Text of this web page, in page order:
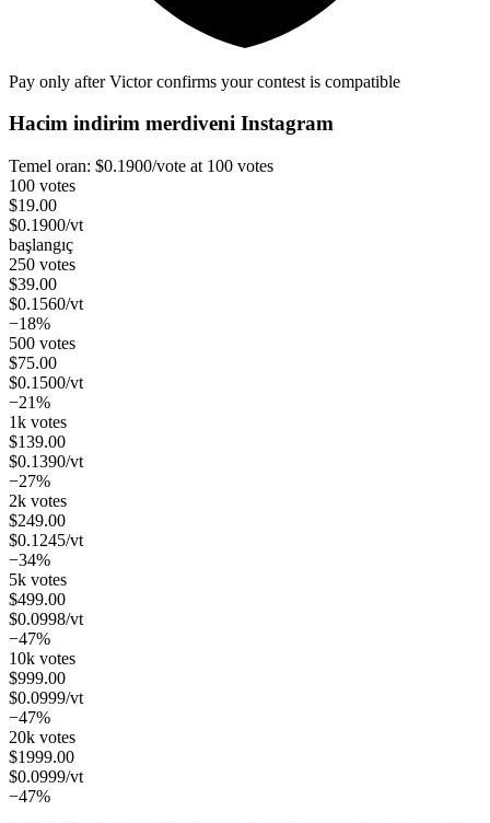
Pay only after Victor confirms your contest is compatible
Hacim indirim merdiveni Instagram
Temel oran: $0.1900/vote at 100 votes
100 votes
$19.00
$0.1900/vt
başlangıç
250 votes
$39.00
$0.1560/vt
−18%
500 votes
$75.00
$0.1500/vt
−21%
1k votes
$139.00
$0.1390/vt
−27%
2k votes
$249.00
$0.1245/vt
−34%
5k votes
$499.00
$0.0998/vt
−47%
10k votes
$999.00
$0.0999/vt
−47%
20k votes
$1999.00
$0.0999/vt
−47%